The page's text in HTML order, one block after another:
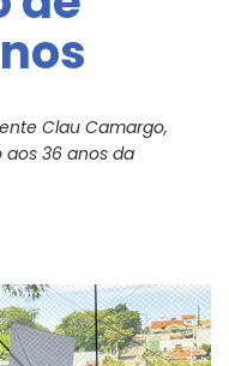
de
Parque
Clau Camargo,
36 anos da